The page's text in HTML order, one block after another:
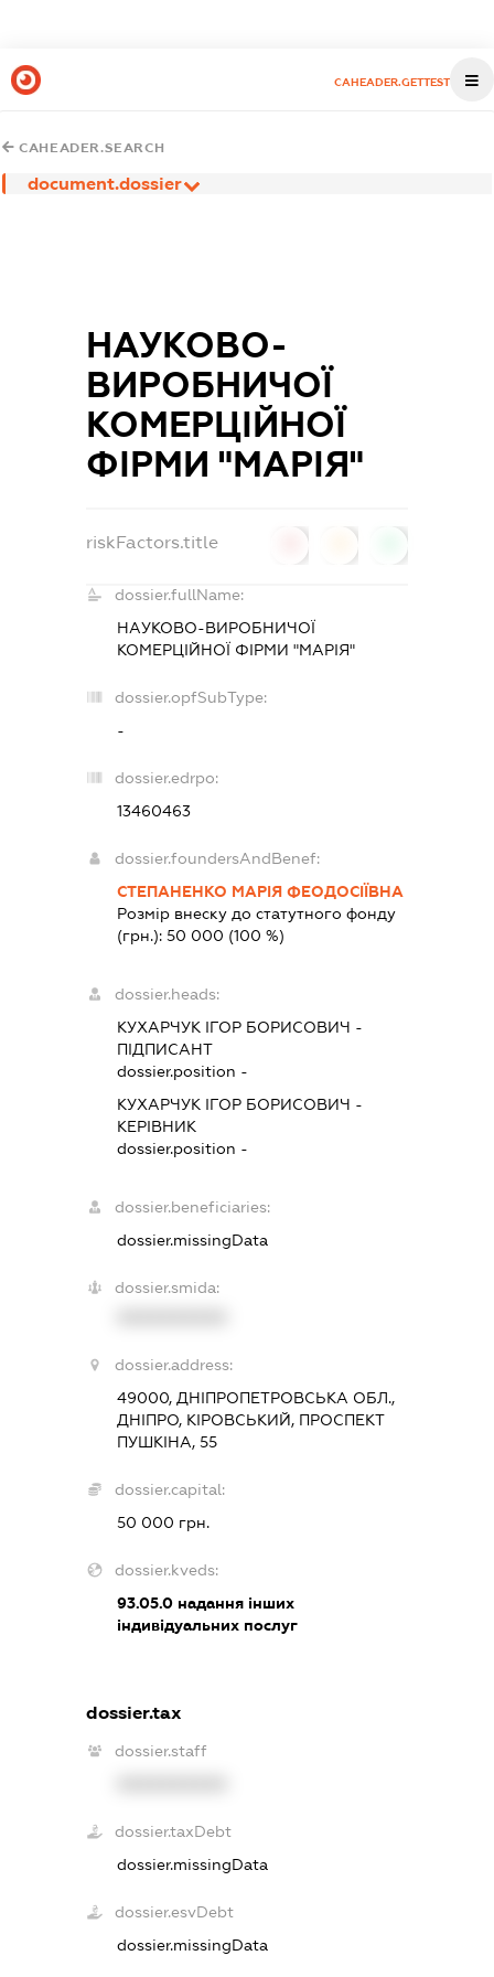
CAHEADER.GETTEST
CAHEADER.SEARCH
document.dossier
НАУКОВО-
ВИРОБНИЧОЇ
КОМЕРЦІЙНОЇ
ФІРМИ "МАРІЯ"
riskFactors.title
dossier.fullName:
НАУКОВО-ВИРОБНИЧОЇ
КОМЕРЦІЙНОЇ ФІРМИ "МАРІЯ"
dossier.opfSubType:
-
dossier.edrpo:
13460463
dossier.foundersAndBenef:
СТЕПАНЕНКО МАРІЯ ФЕОДОСІЇВНА
Розмір внеску до статутного фонду
(грн.): 50 000 (100 %)
dossier.heads:
КУХАРЧУК ІГОР БОРИСОВИЧ -
ПІДПИСАНТ
dossier.position -
КУХАРЧУК ІГОР БОРИСОВИЧ -
КЕРІВНИК
dossier.position -
dossier.beneficiaries:
dossier.missingData
dossier.smida:
dossier.address:
49000, ДНІПРОПЕТРОВСЬКА ОБЛ.,
ДНІПРО, КІРОВСЬКИЙ, ПРОСПЕКТ
ПУШКІНА, 55
dossier.capital:
50 000 грн.
dossier.kveds:
93.05.0надання інших
індивідуальних послуг
dossier.tax
dossier.staff
dossier.taxDebt
dossier.missingData
dossier.esvDebt
dossier.missingData